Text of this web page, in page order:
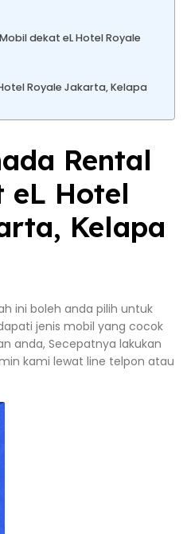
dekat eL Hotel Royale
Royale Jakarta, Kelapa
Rental
eL Hotel
Kelapa
ini boleh anda pilih untuk
jenis mobil yang cocok
anda, Secepatnya lakukan
kami lewat line telpon atau